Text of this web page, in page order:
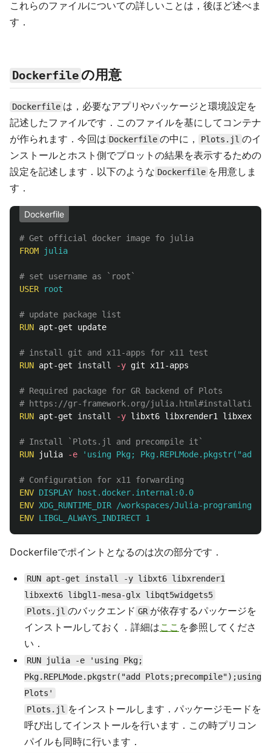
これらのファイルについての詳しいことは，後ほど述べま
す．
Dockerfileの用意
Dockerfile は，必要なアプリやパッケージと環境設定を
記述したファイルです．このファイルを基にしてコンテナ
が作られます．今回は Dockerfile の中に， Plots.jl のイ
ンストールとホスト側でプロットの結果を表示するための
設定を記述します．以下のような Dockerfile を用意しま
す．
Dockerfile
# Get official docker image fo julia
FROM julia
# set username as `root`
USER root
# update package list
RUN apt-get update
# install git and x11-apps for x11 test
RUN apt-get install -y git x11-apps
# Required package for GR backend of Plots
# https://gr-framework.org/julia.html#installation
RUN apt-get install -y libxt6 libxrender1 libxext6
# Install `Plots.jl and precompile it`
RUN
julia -e 'using Pkg;
# Configuration for x11 forwarding
ENV DISPLAY host.docker.internal:0.0
ENV XDG_RUNTIME_DIR /workspaces/Julia-programing/
ENV LIBGL_ALWAYS_INDIRECT 1
Dockerfileでポイントとなるのは次の部分です．
RUN apt-get install -y libxt6 libxrender1
libxext6 libgl1-mesa-glx libqt5widgets5
Plots.jl のバックエンド GR が依存するパッケージを
インストールしておく．詳細はここ を参照してくださ
い．
RUN julia -e 'using Pkg;
Pkg.REPLMode.pkgstr("add Plots;precompile");using
Plots'
Plots.jl をインストールします．パッケージモードを
呼び出してインストールを行います．この時プリコン
パイルも同時に行います．